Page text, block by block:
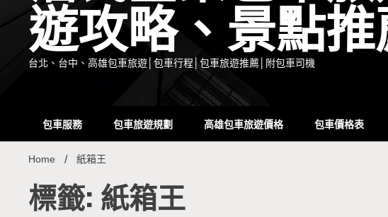
遊攻略、景點推
台北、台中、高雄包車旅遊│包車行程│包車旅遊推薦│附包車司機
包車服務 包車旅遊規劃 高雄包車旅遊價格 包車價格表
Home 紙箱王
標籤: 紙箱王